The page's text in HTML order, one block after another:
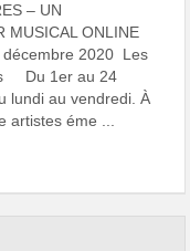
– UN
MUSICAL ONLINE
décembre 2020 Les
Du 1er au 24
lundi au vendredi. À
éme ...